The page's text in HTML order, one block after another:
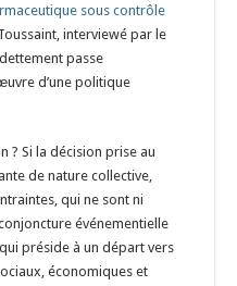
sous contrôle
interviewé par le
passe
d’une politique
? Si la décision prise au
de nature collective,
qui ne sont ni
événementielle
préside à un départ vers
économiques et